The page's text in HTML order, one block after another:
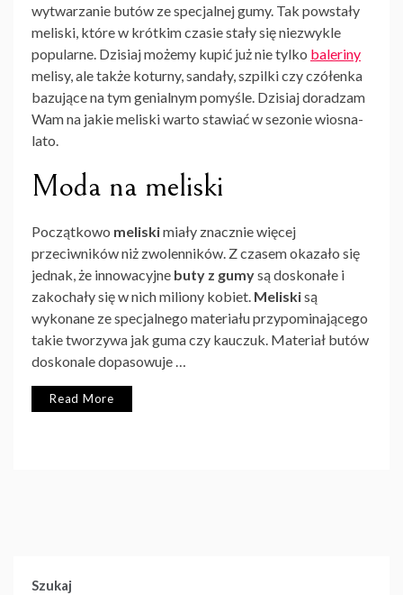
wytwarzanie butów ze specjalnej gumy. Tak powstały
meliski, które w krótkim czasie stały się niezwykle
popularne. Dzisiaj możemy kupić już nie tylko baleriny
melisy, ale także koturny, sandały, szpilki czy czółenka
bazujące na tym genialnym pomyśle. Dzisiaj doradzam
Wam na jakie meliski warto stawiać w sezonie wiosna-
lato.
Moda na meliski
Początkowo meliskimiały znacznie więcej
przeciwników niż zwolenników. Z czasem okazało się
jednak, że innowacyjne buty z gumysą doskonałe i
zakochały się w nich miliony kobiet. Meliskisą
wykonane ze specjalnego materiału przypominającego
takie tworzywa jak guma czy kauczuk. Materiał butów
doskonale dopasowuje …
Read More
Szukaj